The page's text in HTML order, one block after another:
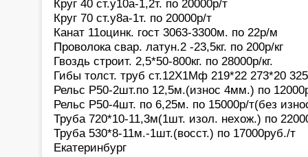
Круг 40 ст.у10а-1,2т. по 20000р/т
Круг 70 ст.у8а-1т. по 20000р/т
Канат 11оцинк. гост 3063-3300м. по 22р/м
Проволока свар. латун.2 -23,5кг. по 200р/кг
Гвоздь строит. 2,5*50-800кг. по 28000р/кг.
Гибы толст. труб ст.12Х1Мф 219*22 273*20
Рельс Р50-2шт.по 12,5м.(износ 4мм.) по
Рельс Р50-4шт. по 6,25м. по 15000р/т(без
Труба 720*10-11,3м(1шт. изол. нехож.) по
Труба 530*8-11м.-1шт.(восст.) по 17000руб./т
Екатеринбург